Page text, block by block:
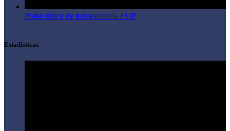
Portal único de transparencia IAIP
Estadísticas